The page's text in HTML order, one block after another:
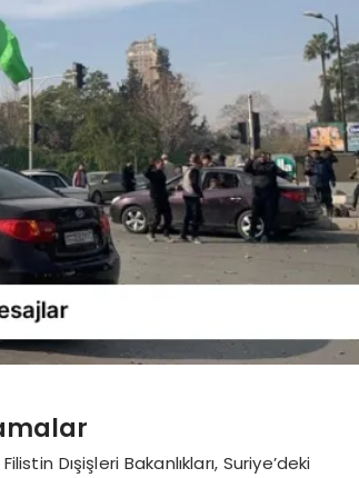
Dışişleri Bakanlıkları, Suriye’deki